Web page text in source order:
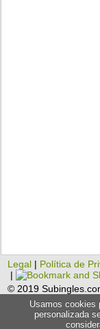
Legal | Política de
|
© 2019
Usamos cookies
personalizada